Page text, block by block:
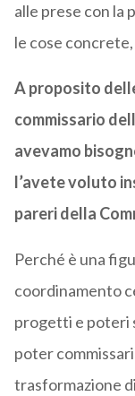
alle prese con la
le cose
A proposito
commissario
avevamo
l’avete voluto
pareri della
Perché è una
coordinamento
progetti e poteri
poter
trasformazione